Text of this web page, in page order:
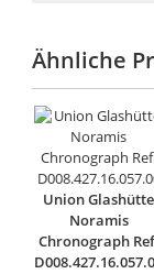
Ähnliche
Union Glashütte
Noramis
Chronograph